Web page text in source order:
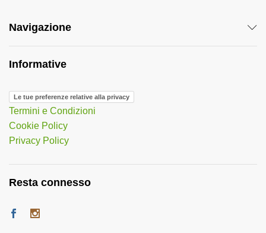
Navigazione
Informative
Le tue preferenze relative alla privacy
Termini e Condizioni
Cookie Policy
Privacy Policy
Resta connesso